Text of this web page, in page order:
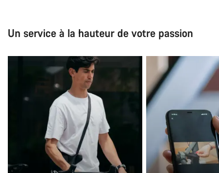
Un service à la hauteur de votre passion